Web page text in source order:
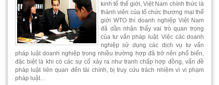
kinh tế thế giới, Việt Nam chính thức là
thành viên của tổ chức thương mại thế
giới WTO thì doanh nghiệp Việt Nam
đã dần nhận thấy vai trò quan trọng
của tư vấn pháp luật. Việc các doanh
nghiệp sử dụng các dịch vụ tư vấn
pháp luật doanh nghiệp trong nhiều trường hợp đã trở nên phổ biến,
đặc biệt là khi có các sự cố xảy ra như tranh chấp hợp đồng, vấn đề
pháp luật liên quan đến tài chính, bị truy cứu trách nhiệm vì vi phạm
pháp luật…